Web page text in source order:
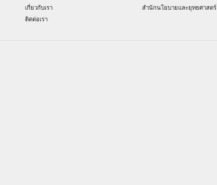
เกี่ยวกับเรา
ติดต่อเรา
สำนักนโยบายและยุทธศาสตร์